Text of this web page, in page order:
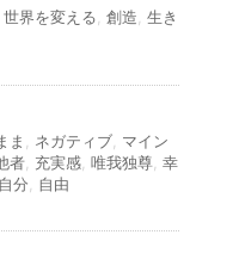
世界を変える 創造 生き
ま ネガティブ マイン
者 充実感 唯我独尊 幸
自分 自由